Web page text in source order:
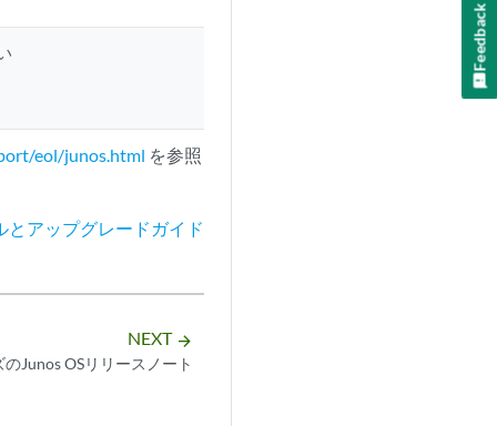
eol/junos.html を参照
とアップグレードガイド
NEXT arrow_forward
のJunos OSリリースノート
Feedback